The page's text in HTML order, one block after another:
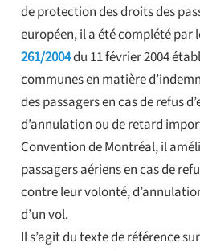
de protection des droits des
européen, il a été complété par
261/2004du 11 février 2004
communes en matière
des passagers en cas de refus
d’annulation ou de retard
Convention de Montréal, il
passagers aériens en cas de
contre leur volonté,
d’un vol.
Il s’agit du texte de référence